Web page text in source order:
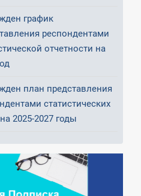
график
респондентами
отчетности на
план представления
статистических
2025-2027 годы